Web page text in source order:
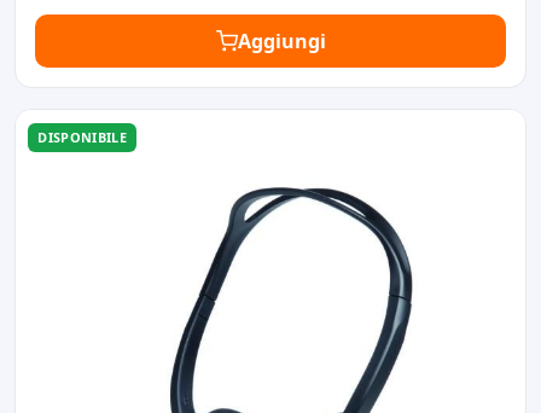
Aggiungi
DISPONIBILE